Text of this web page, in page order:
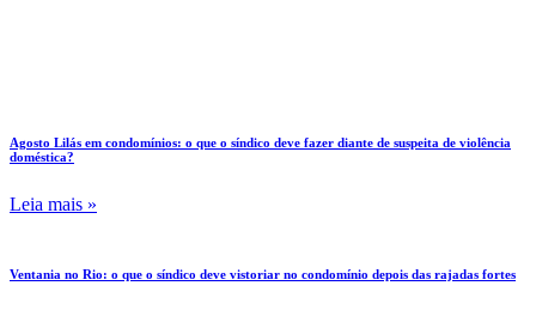
Agosto Lilás em condomínios: o que o síndico deve fazer diante de suspeita de violência
doméstica?
Leia mais »
Ventania no Rio: o que o síndico deve vistoriar no condomínio depois das rajadas fortes